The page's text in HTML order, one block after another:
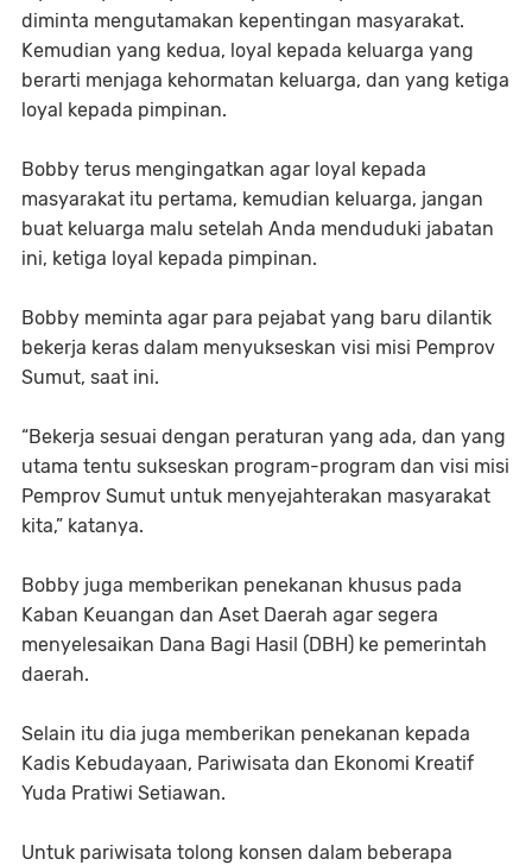
diminta mengutamakan kepentingan masyarakat.
Kemudian yang kedua, loyal kepada keluarga yang
berarti menjaga kehormatan keluarga, dan yang ketiga
loyal kepada pimpinan.
Bobby terus mengingatkan agar loyal kepada
masyarakat itu pertama, kemudian keluarga, jangan
buat keluarga malu setelah Anda menduduki jabatan
ini, ketiga loyal kepada pimpinan.
Bobby meminta agar para pejabat yang baru dilantik
bekerja keras dalam menyukseskan visi misi Pemprov
Sumut, saat ini.
“Bekerja sesuai dengan peraturan yang ada, dan yang
utama tentu sukseskan program-program dan visi misi
Pemprov Sumut untuk menyejahterakan masyarakat
kita,” katanya.
Bobby juga memberikan penekanan khusus pada
Kaban Keuangan dan Aset Daerah agar segera
menyelesaikan Dana Bagi Hasil (DBH) ke pemerintah
daerah.
Selain itu dia juga memberikan penekanan kepada
Kadis Kebudayaan, Pariwisata dan Ekonomi Kreatif
Yuda Pratiwi Setiawan.
Untuk pariwisata tolong konsen dalam beberapa